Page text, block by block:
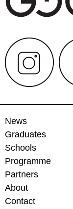
News
Graduates
Schools
Programme
Partners
About
Contact